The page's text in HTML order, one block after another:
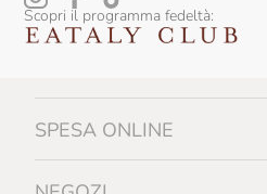
Corbon
Cos
Cotar
Scopri il programma fedeltà:
SPESA ONLINE